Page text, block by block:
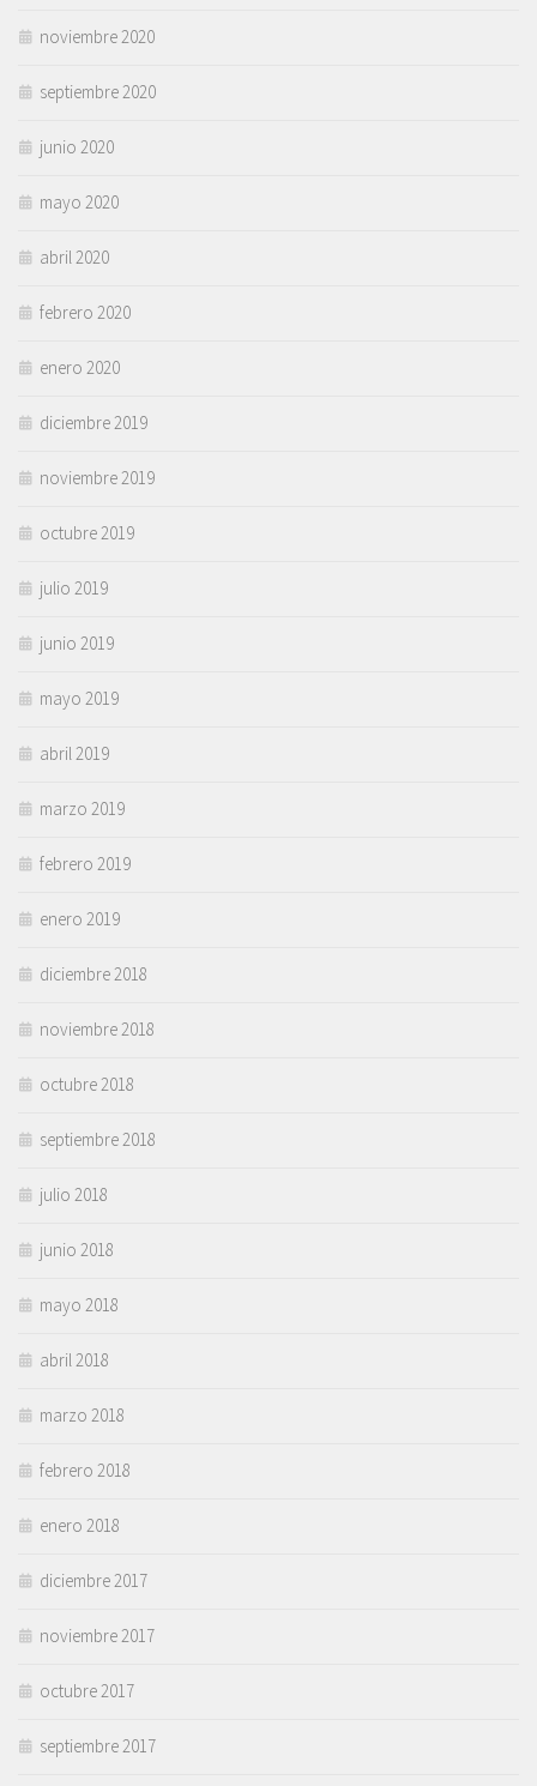
noviembre 2020
septiembre 2020
junio 2020
mayo 2020
abril 2020
febrero 2020
enero 2020
diciembre 2019
noviembre 2019
octubre 2019
julio 2019
junio 2019
mayo 2019
abril 2019
marzo 2019
febrero 2019
enero 2019
diciembre 2018
noviembre 2018
octubre 2018
septiembre 2018
julio 2018
junio 2018
mayo 2018
abril 2018
marzo 2018
febrero 2018
enero 2018
diciembre 2017
noviembre 2017
octubre 2017
septiembre 2017